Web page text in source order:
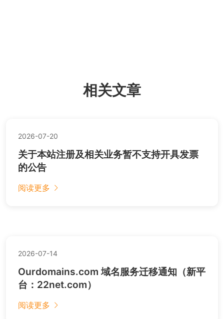
相关文章
2026-07-20
关于本站注册及相关业务暂不支持开具发票
的公告
阅读更多
2026-07-14
Ourdomains.com 域名服务迁移通知（新平
台：22net.com）
阅读更多